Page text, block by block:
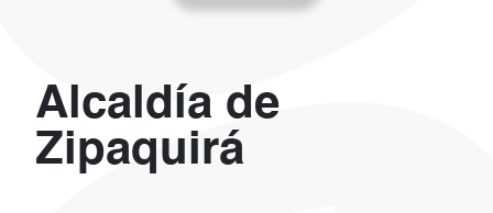
Alcaldía de
Zipaquirá